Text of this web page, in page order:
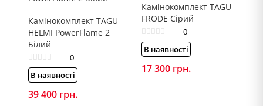
Камінокомплект TAGU
HELMI PowerFlame 2
Білий
0
В наявності
39 400 грн.
Камінокомплект TAGU
FRODE Сірий
0
В наявності
17 300 грн.